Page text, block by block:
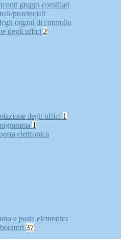
gruppi consiliari
provinciali
organi di controllo
degli uffici 2
degli uffici 1
1
elettronica
e posta elettronica
37